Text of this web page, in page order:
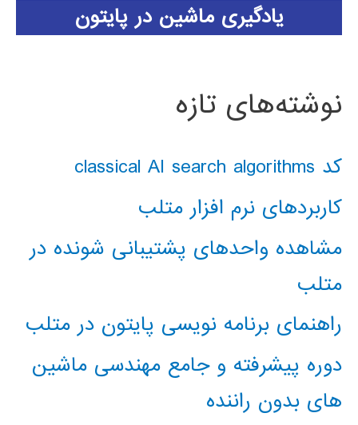
یادگیری ماشین در پایتون
نوشته‌های تازه
کد classical AI search algorithms
کاربردهای نرم افزار متلب
مشاهده واحدهای پشتیبانی شونده در
متلب
راهنمای برنامه نویسی پایتون در متلب
دوره پیشرفته و جامع مهندسی ماشین
های بدون راننده